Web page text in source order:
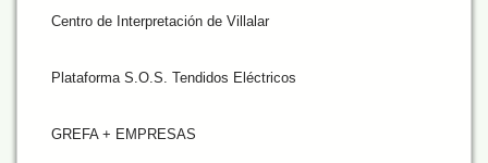
Centro de Interpretación de Villalar
Plataforma S.O.S. Tendidos Eléctricos
GREFA + EMPRESAS